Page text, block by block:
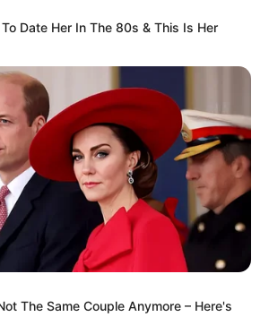
Anya Geraldine
Date Her In The 80s & This Is Her
The Same Couple Anymore – Here's